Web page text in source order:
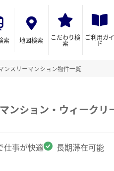
索 地図検索 こだわり検
索
ご利用ガイ
ド
ンスリーマンション物件一覧
ンション・ウィークリ
仕事が快適 長期滞在可能